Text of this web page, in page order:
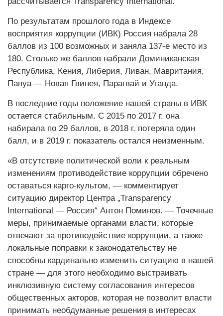
По результатам прошлого года в Индексе
восприятия коррупции (ИВК) Россия набрала 28
баллов из 100 возможных и заняла 137-е место из
180. Столько же баллов набрали Доминиканская
Республика, Кения, Либерия, Ливан, Мавритания,
Папуа — Новая Гвинея, Парагвай и Уганда.
В последние годы положение нашей страны в ИВК
остается стабильным. С 2015 по 2017 г. она
набирала по 29 баллов, в 2018 г. потеряла один
балл, и в 2019 г. показатель остался неизменным.
«В отсутствие политической воли к реальным
изменениям противодействие коррупции обречено
оставаться карго-культом, — комментирует
ситуацию директор Центра „Transparency
International — Россия“ Антон Поминов. — Точечные
меры, принимаемые органами власти, которые
отвечают за противодействие коррупции, а также
локальные поправки к законодательству не
способны кардинально изменить ситуацию в нашей
стране — для этого необходимо выстраивать
инклюзивную систему согласования интересов
общественных акторов, которая не позволит власти
принимать необдуманные решения в интересах